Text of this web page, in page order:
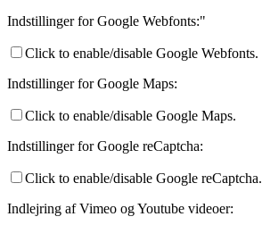
Indstillinger for Google Webfonts:"
Click to enable/disable Google Webfonts.
Indstillinger for Google Maps:
Click to enable/disable Google Maps.
Indstillinger for Google reCaptcha:
Click to enable/disable Google reCaptcha.
Indlejring af Vimeo og Youtube videoer: